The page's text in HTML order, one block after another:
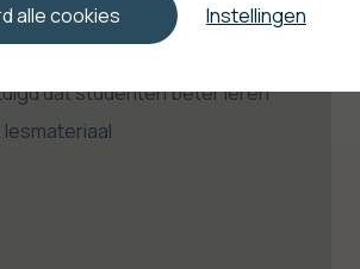
dat studenten beter leren
alle cookies Instellingen